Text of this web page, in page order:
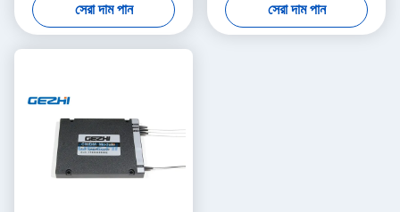
সেরা দাম পান সেরা দাম পান